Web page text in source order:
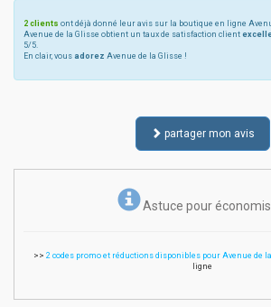
2 clients ont déjà donné leur avis sur la boutique en ligne
Avenue de la Glisse obtient un taux de satisfaction client
5/5.
En clair, vous adorez Avenue de la Glisse !
partager mon avis
Astuce pour
>> 2 codes promo et réductions disponibles pour Avenue de
ligne